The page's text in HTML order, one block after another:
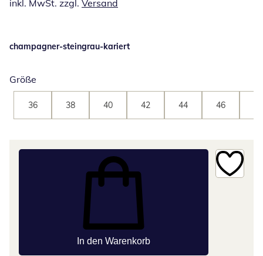
inkl. MwSt. zzgl. Versand
champagner-steingrau-kariert
Größe
36 38 40 42 44 46
In den Warenkorb